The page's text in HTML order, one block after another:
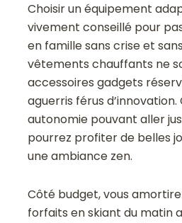
Choisir un équipement
vivement conseillé pour
en famille sans crise et
vêtements chauffants ne
accessoires gadgets
aguerris férus
autonomie pouvant aller
pourrez profiter de belles
une ambiance zen.
Côté budget, vous
forfaits en skiant du matin